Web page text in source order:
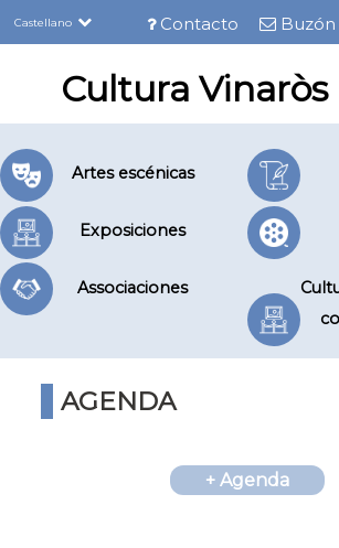
Pasar
al
contenido
principal
Menú
barra
superior
Contacto
Castellano
Marca del sitio
Cultura Vinaròs
Menú
después
carrusel
Artes escénicas
Exposiciones
Associaciones
AGENDA
+ Agenda